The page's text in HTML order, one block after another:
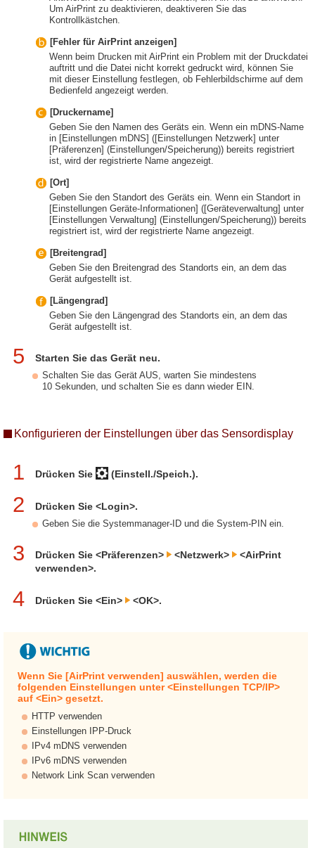
Um AirPrint zu deaktivieren, deaktiveren Sie das
Kontrollkästchen.
[Fehler für AirPrint anzeigen]
Wenn beim Drucken mit AirPrint ein Problem mit der Druckdatei
auftritt und die Datei nicht korrekt gedruckt wird, können Sie
mit dieser Einstellung festlegen, ob Fehlerbildschirme auf dem
Bedienfeld angezeigt werden.
[Druckername]
Geben Sie den Namen des Geräts ein. Wenn ein mDNS-Name
in [Einstellungen mDNS] ([Einstellungen Netzwerk] unter
[Präferenzen] (Einstellungen/Speicherung)) bereits registriert
ist, wird der registrierte Name angezeigt.
[Ort]
Geben Sie den Standort des Geräts ein. Wenn ein Standort in
[Einstellungen Geräte-Informationen] ([Geräteverwaltung] unter
[Einstellungen Verwaltung] (Einstellungen/Speicherung)) bereits
registriert ist, wird der registrierte Name angezeigt.
[Breitengrad]
Geben Sie den Breitengrad des Standorts ein, an dem das
Gerät aufgestellt ist.
[Längengrad]
Geben Sie den Längengrad des Standorts ein, an dem das
Gerät aufgestellt ist.
5 Starten Sie das Gerät neu.
Schalten Sie das Gerät AUS, warten Sie mindestens
10 Sekunden, und schalten Sie es dann wieder EIN.
Konfigurieren der Einstellungen über das Sensordisplay
1 Drücken Sie (Einstell./Speich.).
2 Drücken Sie <Login>.
Geben Sie die Systemmanager-ID und die System-PIN ein.
3 Drücken Sie <Präferenzen> <Netzwerk>
<AirPrint
verwenden>.
4 Drücken Sie <Ein> <OK>.
Wenn Sie [AirPrint verwenden] auswählen, werden die
folgenden Einstellungen unter <Einstellungen TCP/IP>
auf <Ein> gesetzt.
HTTP verwenden
Einstellungen IPP-Druck
IPv4 mDNS verwenden
IPv6 mDNS verwenden
Network Link Scan verwenden